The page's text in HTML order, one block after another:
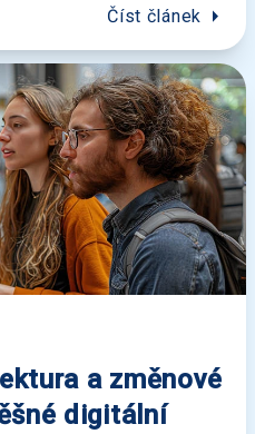
Číst článek arrow_right
a změnové
digitální